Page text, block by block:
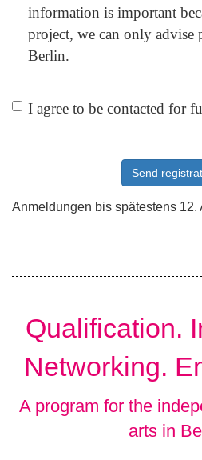
information is important
project, we can only advise
Berlin.
kontaktaufnahme
I agree to be contacted for
Send
Anmeldungen bis spätestens 12.
Qualification.
Networking.
A program for the
arts in